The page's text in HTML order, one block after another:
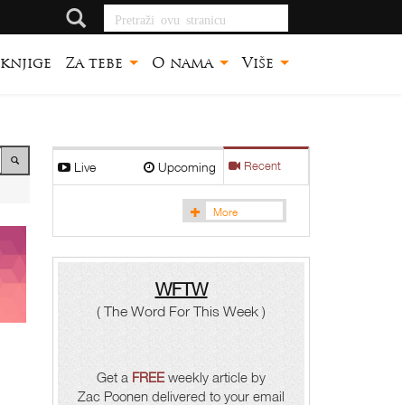
Pretraži ovu stranicu
knjige Za tebe O nama Više
Live Upcoming Recent
More
WFTW
( The Word For This Week )
Get a FREEweekly article by
Zac Poonen delivered to your email